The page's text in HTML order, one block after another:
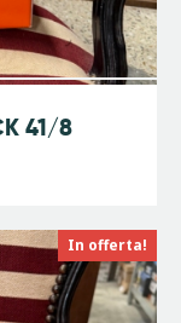
41/8
In offerta!